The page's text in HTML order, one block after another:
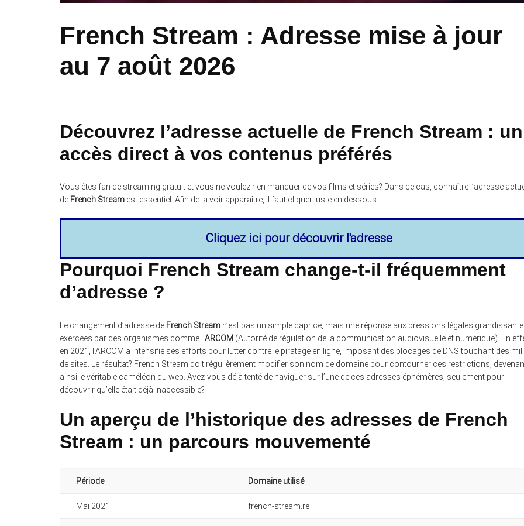
French Stream : Adresse mise à jour
au 7 août 2026
Découvrez l’adresse actuelle de French Stream : un
accès direct à vos contenus préférés
Vous êtes fan de streaming gratuit et vous ne voulez rien manquer de vos films et séries? Dans ce cas, connaître l’adresse
de French Stream est essentiel. Afin de la voir apparaître, il faut cliquer juste en dessous.
Cliquez ici pour découvrir l'adresse
Pourquoi French Stream change-t-il fréquemment
d’adresse ?
Le changement d’adresse de French Stream n’est pas un simple caprice, mais une réponse aux pressions légales
exercées par des organismes comme l’ARCOM (Autorité de régulation de la communication audiovisuelle et numérique). En
en 2021, l’ARCOM a intensifié ses efforts pour lutter contre le piratage en ligne, imposant des blocages de DNS touchant des
de sites. Le résultat? French Stream doit régulièrement modifier son nom de domaine pour contourner ces restrictions,
ainsi le véritable caméléon du web. Avez-vous déjà tenté de naviguer sur l’une de ces adresses éphémères, seulement pour
découvrir qu’elle était déjà inaccessible?
Un aperçu de l’historique des adresses de French
Stream : un parcours mouvementé
Période Domaine utilisé
Mai 2021 french-stream.re